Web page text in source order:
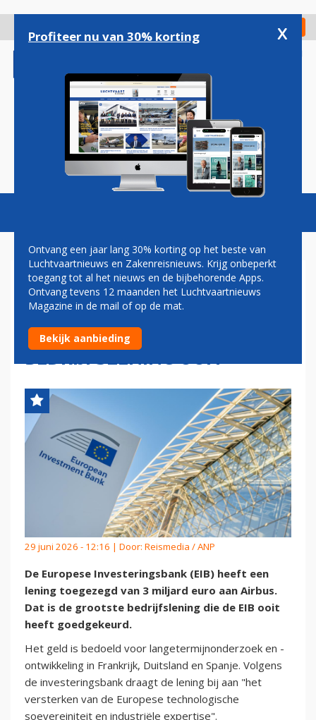
gaan
Check in
Magazine Podcasts Vacatures
EUROPESE
INVESTERINGSBANK GEEFT
AIRBUS GROOTSTE
BEDRIJFSLENING OOIT
29 juni 2026 - 12:16 | Door: Reismedia / ANP
De Europese Investeringsbank (EIB) heeft een
lening toegezegd van 3 miljard euro aan Airbus.
Dat is de grootste bedrijfslening die de EIB ooit
heeft goedgekeurd.
Het geld is bedoeld voor langetermijnonderzoek en -
ontwikkeling in Frankrijk, Duitsland en Spanje. Volgens
de investeringsbank draagt de lening bij aan "het
versterken van de Europese technologische
soevereiniteit en industriële expertise".
Profiteer nu van 30% korting x
Ontvang een jaar lang 30% korting op het beste van
Luchtvaartnieuws en Zakenreisnieuws. Krijg onbeperkt
toegang tot al het nieuws en de bijbehorende Apps.
Ontvang tevens 12 maanden het Luchtvaartnieuws
Magazine in de mail of op de mat.
Bekijk aanbieding